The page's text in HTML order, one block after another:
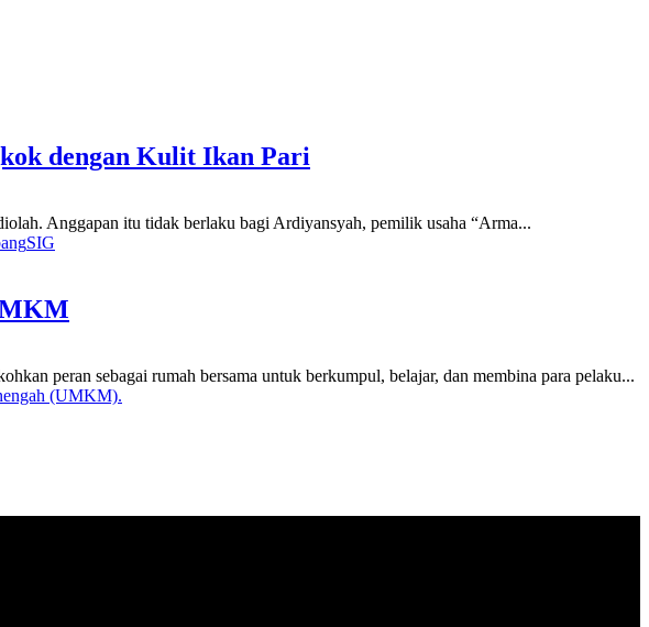
dengan Kulit Ikan Pari
Anggapan itu tidak berlaku bagi Ardiyansyah, pemilik usaha “Arma...
SIG
peran sebagai rumah bersama untuk berkumpul, belajar, dan membina para pelaku...
(UMKM).